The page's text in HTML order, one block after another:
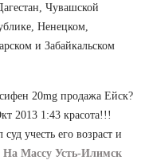
Чувашской
Ненецком,
и Забайкальском
20mg продажа Ейск?
2013 1:43 красота!!!
учесть его возраст и
На Массу Усть-Илимск